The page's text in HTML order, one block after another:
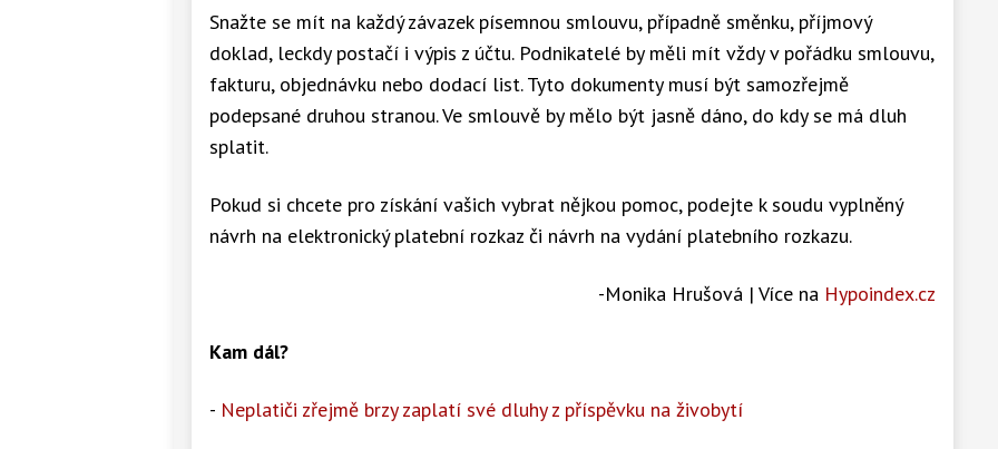
Snažte se mít na každý závazek písemnou smlouvu, případně směnku, příjmový
doklad, leckdy postačí i výpis z účtu. Podnikatelé by měli mít vždy v pořádku smlouvu,
fakturu, objednávku nebo dodací list. Tyto dokumenty musí být samozřejmě
podepsané druhou stranou. Ve smlouvě by mělo být jasně dáno, do kdy se má dluh
splatit.
Pokud si chcete pro získání vašich vybrat nějkou pomoc, podejte k soudu vyplněný
návrh na elektronický platební rozkaz či návrh na vydání platebního rozkazu.
-Monika Hrušová | Více na Hypoindex.cz
Kam dál?
- Neplatiči zřejmě brzy zaplatí své dluhy z příspěvku na živobytí